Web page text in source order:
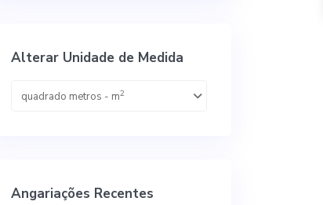
Alterar Unidade de Medida
quadrado metros - m2
Angariações Recentes